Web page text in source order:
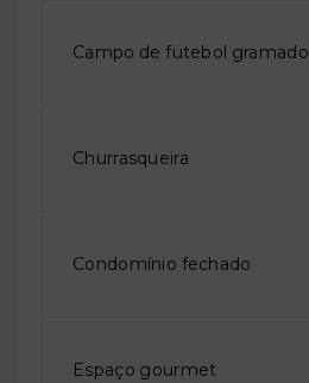
Campo de futebol gramado
Churrasqueira
Condomínio fechado
Espaço gourmet